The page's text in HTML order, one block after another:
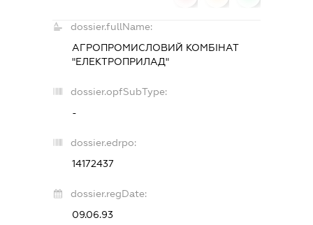
dossier.fullName:
АГРОПРОМИСЛОВИЙ КОМБІНАТ
"ЕЛЕКТРОПРИЛАД"
dossier.opfSubType:
-
dossier.edrpo:
14172437
dossier.regDate:
09.06.93